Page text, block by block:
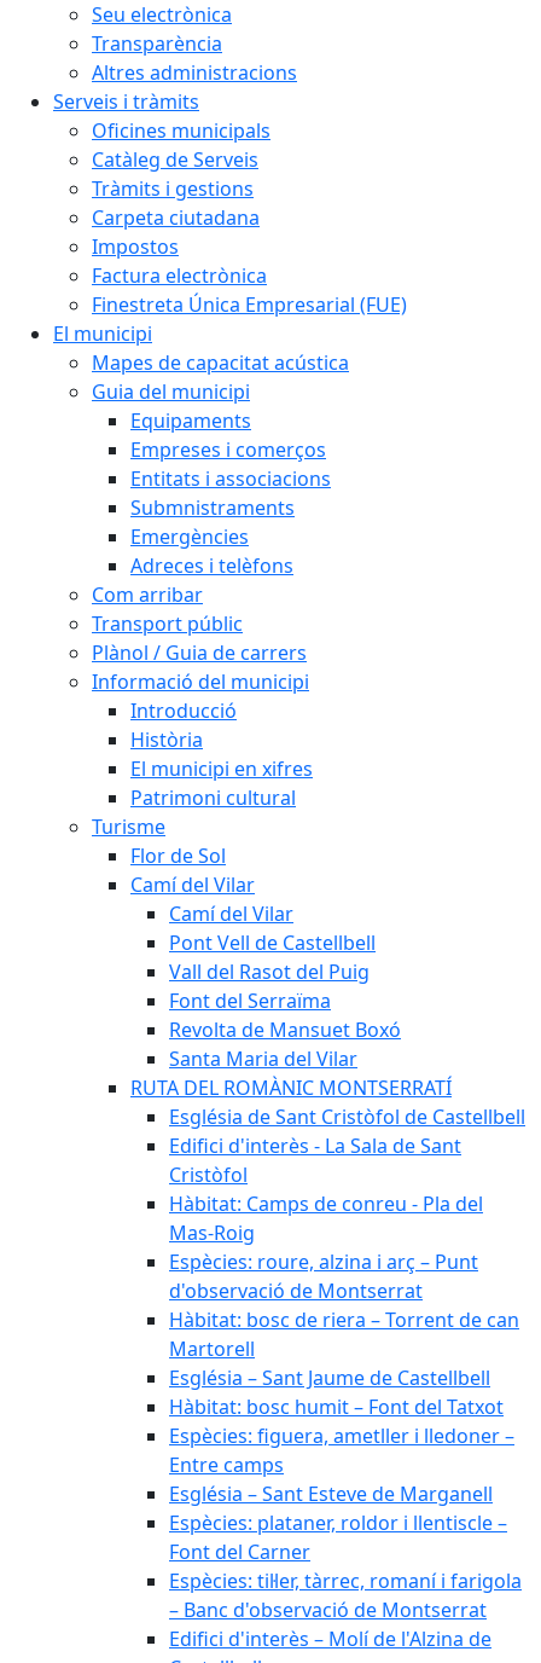
Seu electrònica
Transparència
Altres administracions
Serveis i tràmits
Oficines municipals
Catàleg de Serveis
Tràmits i gestions
Carpeta ciutadana
Impostos
Factura electrònica
Finestreta Única Empresarial (FUE)
El municipi
Mapes de capacitat acústica
Guia del municipi
Equipaments
Empreses i comerços
Entitats i associacions
Submnistraments
Emergències
Adreces i telèfons
Com arribar
Transport públic
Plànol / Guia de carrers
Informació del municipi
Introducció
Història
El municipi en xifres
Patrimoni cultural
Turisme
Flor de Sol
Camí del Vilar
Camí del Vilar
Pont Vell de Castellbell
Vall del Rasot del Puig
Font del Serraïma
Revolta de Mansuet Boxó
Santa Maria del Vilar
RUTA DEL ROMÀNIC MONTSERRATÍ
Església de Sant Cristòfol de Castellbell
Edifici d'interès - La Sala de Sant
Cristòfol
Hàbitat: Camps de conreu - Pla del
Mas-Roig
Espècies: roure, alzina i arç – Punt
d'observació de Montserrat
Hàbitat: bosc de riera – Torrent de can
Martorell
Església – Sant Jaume de Castellbell
Hàbitat: bosc humit – Font del Tatxot
Espècies: figuera, ametller i lledoner –
Entre camps
Església – Sant Esteve de Marganell
Espècies: plataner, roldor i llentiscle –
Font del Carner
Espècies: til·ler, tàrrec, romaní i farigola
– Banc d'observació de Montserrat
Edifici d'interès – Molí de l'Alzina de